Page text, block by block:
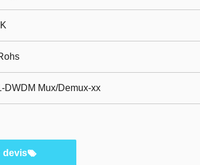
DWDM Mux/Demux-xx
devis